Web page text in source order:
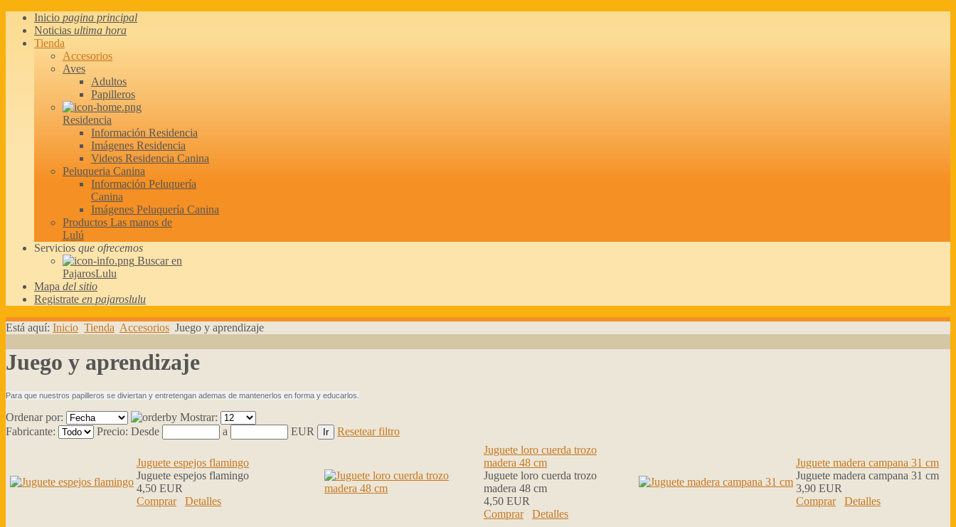
Inicio pagina principal
Noticias ultima hora
Tienda
Accesorios
Aves
Adultos
Papilleros
Residencia
Información Residencia
Imágenes Residencia
Videos Residencia Canina
Peluqueria Canina
Información Peluquería
Canina
Imágenes Peluquería Canina
Productos Las manos de
Lulú
Servicios que ofrecemos
Buscar en
PajarosLulu
Mapa del sitio
Registrate en pajaroslulu
Está aquí: Inicio Tienda Accesorios Juego y aprendizaje
Juego y aprendizaje
Para que nuestros papilleros se diviertan y entretengan ademas de mantenerlos en forma y educarlos.
Ordenar por:
Mostrar:
Fabricante:
Precio: Desde a EUR Resetear filtro
Juguete espejos flamingo
Juguete espejos flamingo
4,50 EUR
Comprar
Detalles
Juguete loro cuerda trozo
madera 48 cm
Juguete loro cuerda trozo
madera 48 cm
4,50 EUR
Comprar
Detalles
Juguete madera campana 31 cm
Juguete madera campana 31 cm
3,90 EUR
Comprar
Detalles